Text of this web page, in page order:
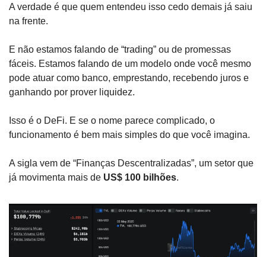
A verdade é que quem entendeu isso cedo demais já saiu
na frente.
E não estamos falando de “trading” ou de promessas
fáceis. Estamos falando de um modelo onde você mesmo
pode atuar como banco, emprestando, recebendo juros e
ganhando por prover liquidez.
Isso é o DeFi. E se o nome parece complicado, o
funcionamento é bem mais simples do que você imagina.
A sigla vem de “Finanças Descentralizadas”, um setor que
já movimenta mais de US$ 100 bilhões.